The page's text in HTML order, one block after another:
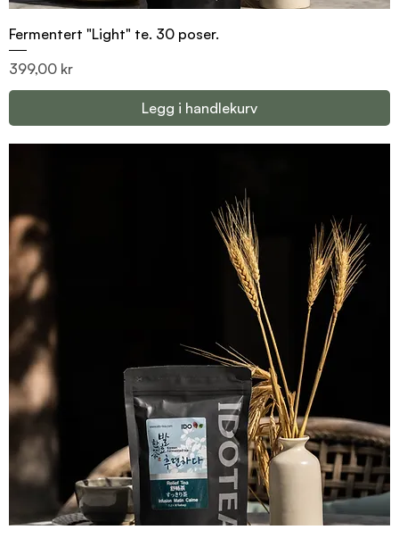
Fermentert "Light" te. 30 poser.
Pris
399,00 kr
Legg i handlekurv